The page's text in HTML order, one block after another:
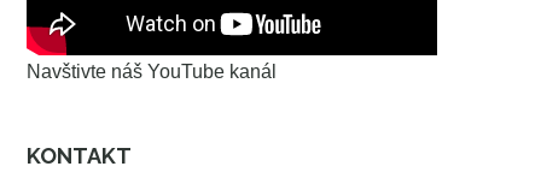
Navštivte náš YouTube kanál
KONTAKT